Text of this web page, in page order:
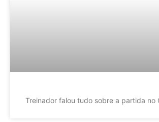
Treinador falou tudo sobre a partida no